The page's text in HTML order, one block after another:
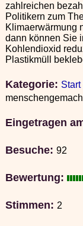
zahlreichen
Politikern zum
Klimaerwärmung
dann können Sie
Kohlendioxid
Plastikmüll
Kategorie: Start
Eingetragen
Besuche: 92
Bewertung:
Stimmen: 2